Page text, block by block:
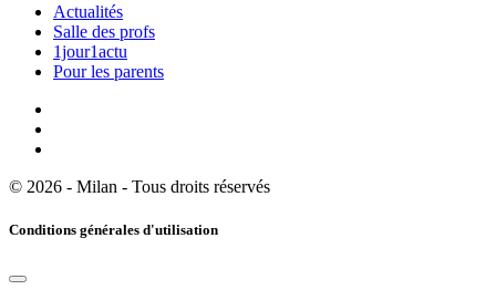
Actualités
Salle des profs
1jour1actu
Pour les parents
© 2026 - Milan - Tous droits réservés
Conditions générales d'utilisation